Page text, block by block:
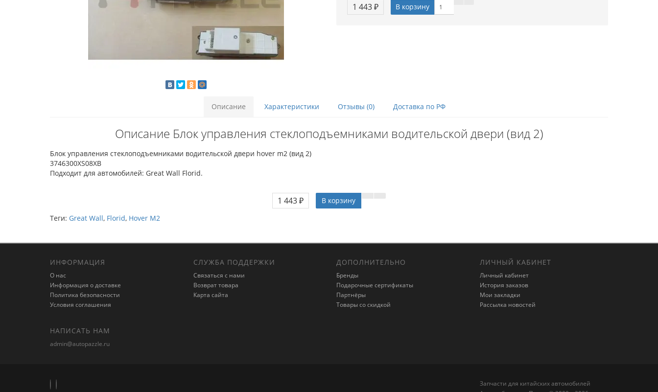
1 443 ₽ В корзину
Описание Характеристики Отзывы (0) Доставка по РФ
Описание Блок управления стеклоподъемниками водительской двери (вид 2)
Блок управления стеклоподъемниками водительской двери hover m2 (вид 2)
3746300XS08XB
Подходит для автомобилей: Great Wall Florid.
1 443 ₽
В корзину
Теги: Great Wall, Florid, Hover M2
ИНФОРМАЦИЯ
О нас
Информация о доставке
Политика безопасности
Условия соглашения
СЛУЖБА ПОДДЕРЖКИ
Связаться с нами
Возврат товара
Карта сайта
ДОПОЛНИТЕЛЬНО
Бренды
Подарочные сертификаты
Партнёры
Товары со скидкой
ЛИЧНЫЙ КАБИНЕТ
Личный кабинет
История заказов
Мои закладки
Рассылка новостей
НАПИСАТЬ НАМ
admin@autopazzle.ru
Запчасти для китайских автомобилей